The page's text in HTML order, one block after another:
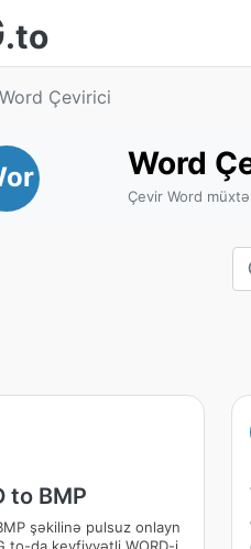
.to
Word Çevirici
Word
Çevir Word
to BMP
şəkilinə pulsuz onlayn